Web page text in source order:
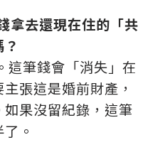
拿去還現在住的「共
這筆錢會「消失」在
張這是婚前財產，
果沒留紀錄，這筆
。